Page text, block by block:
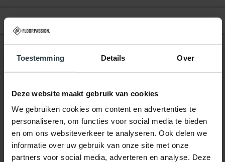
Toestemming Details Over
Deze website maakt gebruik van cookies
We gebruiken cookies om content en advertenties te
personaliseren, om functies voor social media te bieden
en om ons websiteverkeer te analyseren. Ook delen we
informatie over uw gebruik van onze site met onze
partners voor social media, adverteren en analyse. Deze
Beoordelingen
Gerelateerde producten